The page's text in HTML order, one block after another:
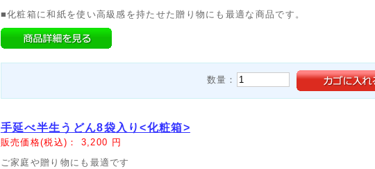
■化粧箱に和紙を使い高級感を持たせた贈り物にも最適な商品です。
数量：
手延べ半生うどん8袋入り<化粧箱>
販売価格(税込)： 3,200 円
ご家庭や贈り物にも最適です